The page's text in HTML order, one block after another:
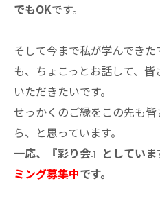
でもOKです。
そして今まで私が学んでき
も、ちょこっとお話して、
いただきたいです。
せっかくのご縁をこの先も
ら、と思っています。
一応、『彩り会』としてい
ミング募集中です。